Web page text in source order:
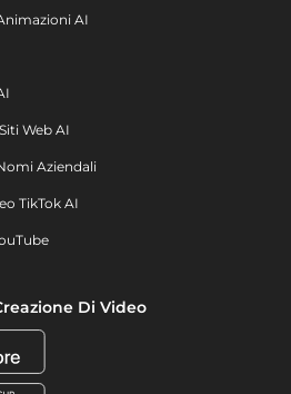
AI
Web AI
Aziendali
TikTok AI
Di Video